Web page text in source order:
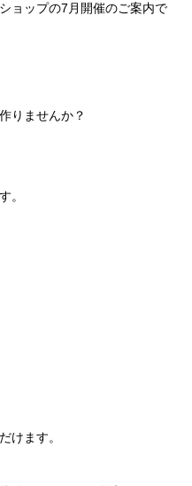
ョップの7月開催のご案内で
りませんか？
。
けます。